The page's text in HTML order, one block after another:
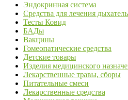
Эндокринная система
Средства для лечения
Тесты Ковид
БАДы
Вакцины
Гомеопатические средства
Детские товары
Изделия медицинского
Лекарственные травы, сборы
Питательные смеси
Лекарственные средства